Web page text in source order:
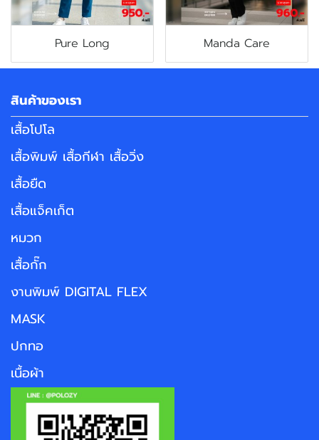
Pure Long Manda Care
สินค้าของเรา
เสื้อโปโล
เสื้อพิมพ์ เสื้อกีฬา เสื้อวิ่ง
เสื้อยืด
เสื้อแจ็คเก็ต
หมวก
เสื้อกั๊ก
งานพิมพ์ DIGITAL FLEX
MASK
ปกทอ
เนื้อผ้า